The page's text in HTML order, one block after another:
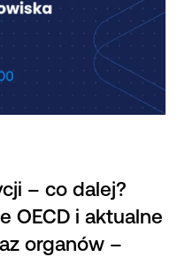
– co dalej?
OECD i aktualne
organów –